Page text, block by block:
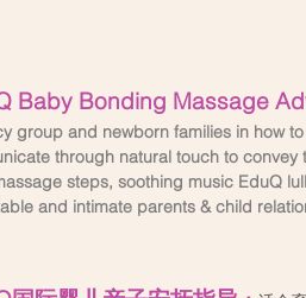
Baby Bonding Massage
group and newborn families in how
through natural touch to
steps, soothing music EduQ
and intimate parents & child